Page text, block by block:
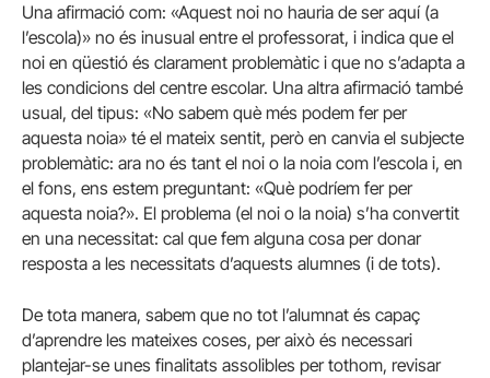
Una afirmació com: «Aquest noi no hauria de ser aquí (a
l’escola)» no és inusual entre el professorat, i indica que el
noi en qüestió és clarament problemàtic i que no s’adapta a
les condicions del centre escolar. Una altra afirmació també
usual, del tipus: «No sabem què més podem fer per
aquesta noia» té el mateix sentit, però en canvia el subjecte
problemàtic: ara no és tant el noi o la noia com l’escola i, en
el fons, ens estem preguntant: «Què podríem fer per
aquesta noia?». El problema (el noi o la noia) s’ha convertit
en una necessitat: cal que fem alguna cosa per donar
resposta a les necessitats d’aquests alumnes (i de tots).
De tota manera, sabem que no tot l’alumnat és capaç
d’aprendre les mateixes coses, per això és necessari
plantejar-se unes finalitats assolibles per tothom, revisar